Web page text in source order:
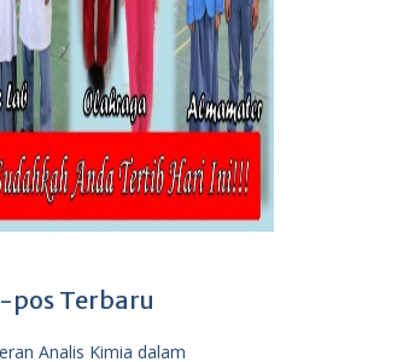
pos Terbaru
Analis Kimia dalam